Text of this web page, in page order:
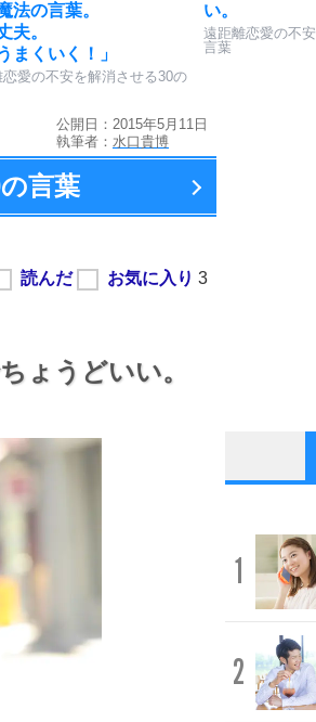
法の言葉。
夫。
まくいく！」
愛の不安を解消させる30の
い。
遠距離恋愛の不
言葉
公開日：2015年5月11日
執筆者： 水口貴博
言葉
ょうどいい。
1
2